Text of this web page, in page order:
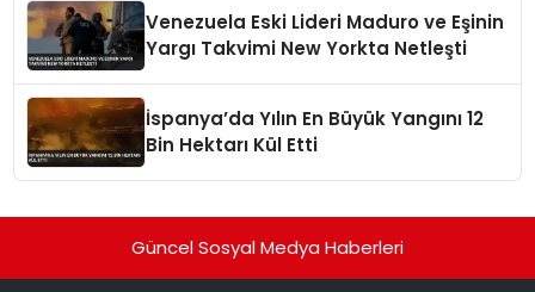
Venezuela Eski Lideri Maduro ve Eşinin
Yargı Takvimi New Yorkta Netleşti
İspanya’da Yılın En Büyük Yangını 12
Bin Hektarı Kül Etti
Güncel Sosyal Medya Haberleri